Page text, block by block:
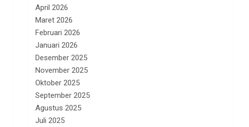
April 2026
Maret 2026
Februari 2026
Januari 2026
Desember 2025
November 2025
Oktober 2025
September 2025
Agustus 2025
Juli 2025